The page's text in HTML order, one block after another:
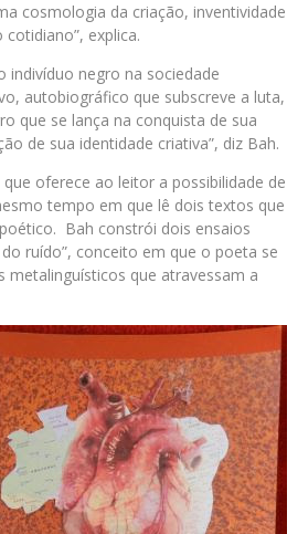
cosmologia da criação, inventividade
explica.
negro na sociedade
autobiográfico que subscreve a luta,
que se lança na conquista de sua
de sua identidade criativa”, diz Bah.
oferece ao leitor a possibilidade de
tempo em que lê dois textos que
Bah constrói dois ensaios
ruído”, conceito em que o poeta se
que atravessam a